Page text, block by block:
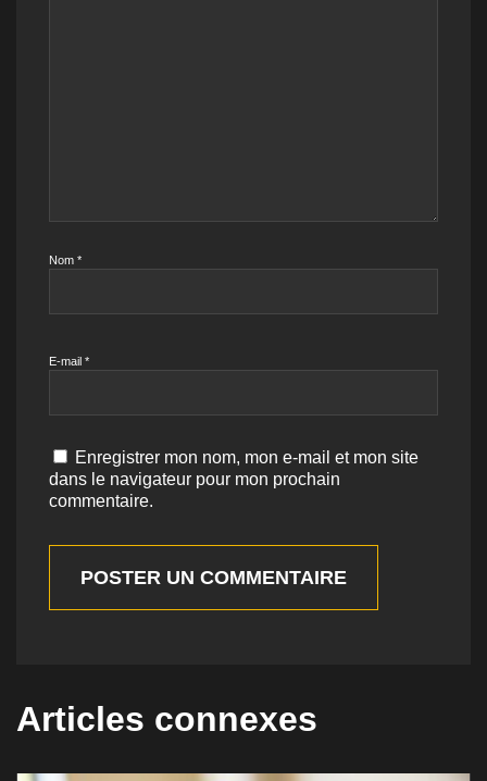
Nom *
E-mail *
Enregistrer mon nom, mon e-mail et mon site
dans le navigateur pour mon prochain
commentaire.
POSTER UN COMMENTAIRE
Articles connexes